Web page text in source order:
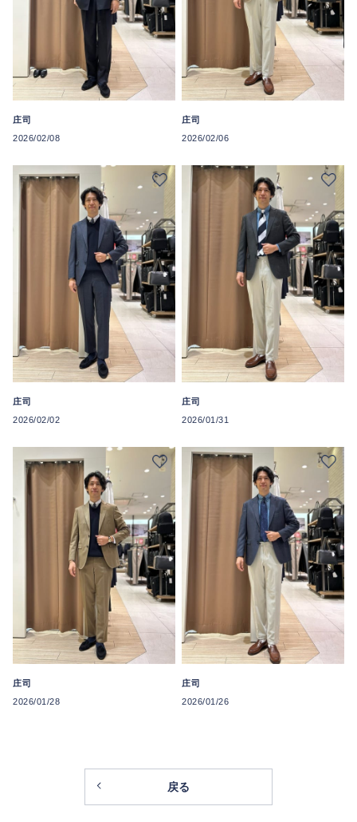
庄司
2026/02/08
庄司
2026/02/06
庄司
2026/02/02
庄司
2026/01/31
庄司
2026/01/28
庄司
2026/01/26
戻る